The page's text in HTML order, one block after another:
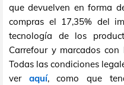
que devuelven en forma
compras el 17,35% del
tecnología de los
Carrefour y marcados
Todas las condiciones
ver aquí, como que